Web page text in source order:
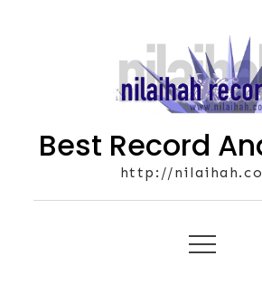
Best Record
http://